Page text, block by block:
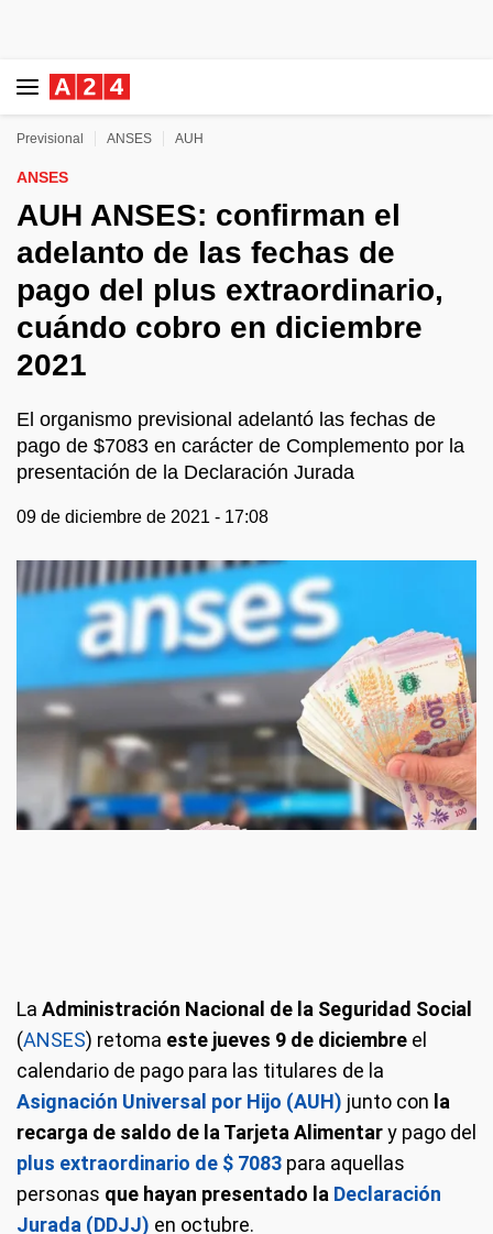
Previsional ANSES AUH
ANSES
AUH ANSES: confirman el
adelanto de las fechas de
pago del plus extraordinario,
cuándo cobro en diciembre
2021
El organismo previsional adelantó las fechas de
pago de $7083 en carácter de Complemento por la
presentación de la Declaración Jurada
09 de diciembre de 2021 - 17:08
La Administración Nacional de la Seguridad Social
(ANSES) retoma este jueves 9 de diciembre el
calendario de pago para las titulares de la
Asignación Universal por Hijo (AUH) junto con la
recarga de saldo de la Tarjeta Alimentary pago del
p lus extraordinario de $ 7083 para aquellas
personas que hayan presentado la Declaración
Jurada (DDJJ) en octubre.